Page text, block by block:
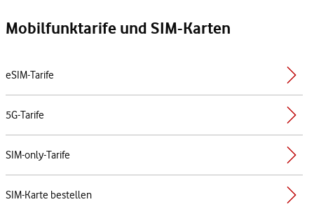
Mobilfunktarife und SIM-Karten
eSIM-Tarife
5G-Tarife
SIM-only-Tarife
SIM-Karte bestellen